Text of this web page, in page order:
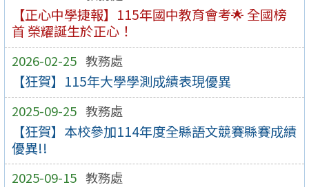
【正心中學捷報】115年國中教育會考🌟 全國榜
首 榮耀誕生於正心！
2026-02-25 教務處
【狂賀】115年大學學測成績表現優異
2025-09-25 教務處
【狂賀】本校參加114年度全縣語文競賽縣賽成績
優異!!
2025-09-15 教務處